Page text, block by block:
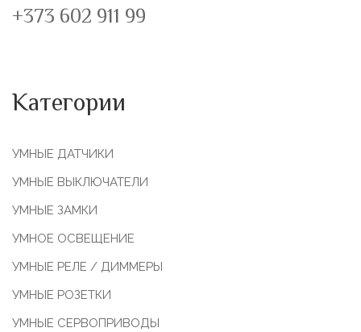
+373 602 911 99
Категории
УМНЫЕ ДАТЧИКИ
УМНЫЕ ВЫКЛЮЧАТЕЛИ
УМНЫЕ ЗАМКИ
УМНОЕ ОСВЕЩЕНИЕ
УМНЫЕ РЕЛЕ / ДИММЕРЫ
УМНЫЕ РОЗЕТКИ
УМНЫЕ СЕРВОПРИВОДЫ